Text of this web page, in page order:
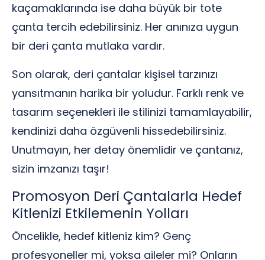
kaçamaklarında ise daha büyük bir tote
çanta tercih edebilirsiniz. Her anınıza uygun
bir deri çanta mutlaka vardır.
Son olarak, deri çantalar kişisel tarzınızı
yansıtmanın harika bir yoludur. Farklı renk ve
tasarım seçenekleri ile stilinizi tamamlayabilir,
kendinizi daha özgüvenli hissedebilirsiniz.
Unutmayın, her detay önemlidir ve çantanız,
sizin imzanızı taşır!
Promosyon Deri Çantalarla Hedef
Kitlenizi Etkilemenin Yolları
Öncelikle, hedef kitleniz kim? Genç
profesyoneller mi, yoksa aileler mi? Onların